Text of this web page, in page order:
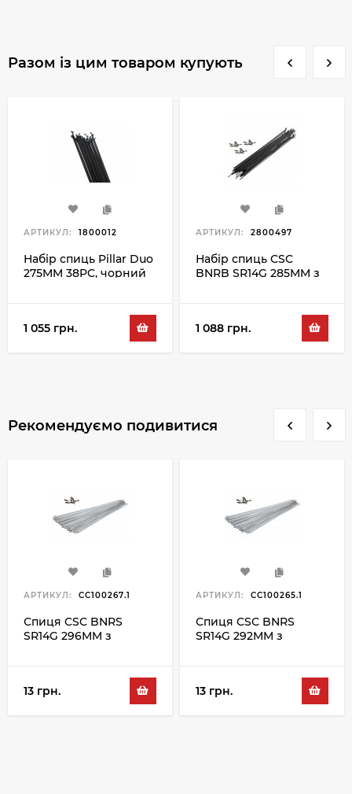
Разом із цим товаром купують
АРТИКУЛ: 1800012
Набір спиць Pillar Duo
275MM 38PC, чорний
1 055 грн.
АРТИКУЛ: 2800497
Набір спиць CSC
BNRB SR14G 285MM з
1 088 грн.
Рекомендуємо подивитися
АРТИКУЛ: CC100267.1
Спиця CSC BNRS
SR14G 296MM з
13 грн.
АРТИКУЛ: CC100265.1
Спиця CSC BNRS
SR14G 292MM з
13 грн.